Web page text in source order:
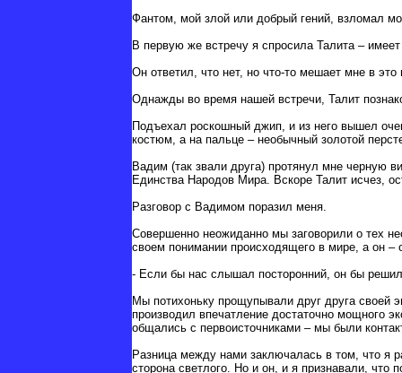
Фантом, мой злой или добрый гений, взломал
В первую же встречу я спросила Талита –
Он ответил, что нет, но что-то мешает мне в
Однажды во время нашей встречи, Талит
Подъехал роскошный джип, и из него вышел
костюм, а на пальце – необычный золотой
Вадим (так звали друга) протянул мне черную
Единства Народов Мира. Вскоре Талит исчез,
Разговор с Вадимом поразил меня.
Совершенно неожиданно мы заговорили о тех
своем понимании происходящего в мире, а он
- Если бы нас слышал посторонний, он бы
Мы потихоньку прощупывали друг друга своей
производил впечатление достаточно мощного
общались с первоисточниками – мы были
Разница между нами заключалась в том, что я
сторона светлого. Но и он, и я признавали,